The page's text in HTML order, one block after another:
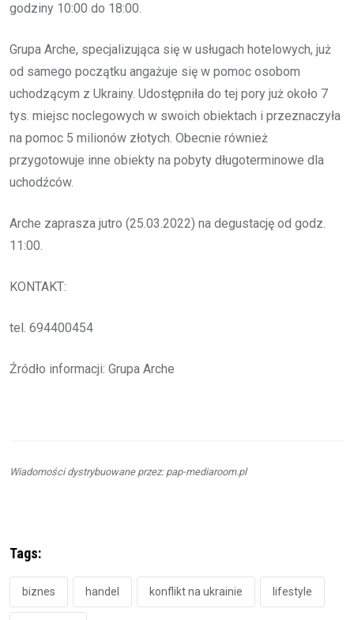
godziny 10:00 do 18:00.
Grupa Arche, specjalizująca się w usługach hotelowych, już
od samego początku angażuje się w pomoc osobom
uchodzącym z Ukrainy. Udostępniła do tej pory już około 7
tys. miejsc noclegowych w swoich obiektach i przeznaczyła
na pomoc 5 milionów złotych. Obecnie również
przygotowuje inne obiekty na pobyty długoterminowe dla
uchodźców.
Arche zaprasza jutro (25.03.2022) na degustację od godz.
11:00.
KONTAKT:
tel. 694400454
Źródło informacji: Grupa Arche
Wiadomości dystrybuowane przez: pap-mediaroom.pl
Tags:
biznes handel konflikt na ukrainie lifestyle